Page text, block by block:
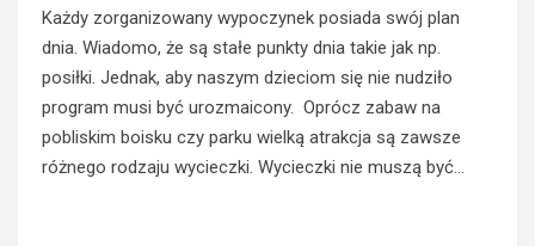
Każdy zorganizowany wypoczynek posiada swój plan
dnia. Wiadomo, że są stałe punkty dnia takie jak np.
posiłki. Jednak, aby naszym dzieciom się nie nudziło
program musi być urozmaicony. Oprócz zabaw na
pobliskim boisku czy parku wielką atrakcja są zawsze
różnego rodzaju wycieczki. Wycieczki nie muszą być…